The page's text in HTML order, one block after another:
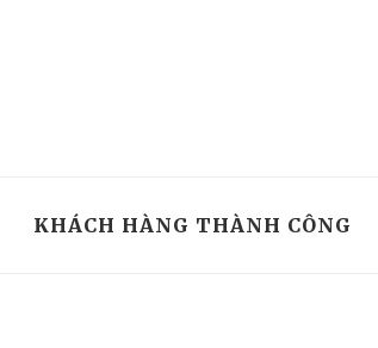
KHÁCH HÀNG THÀNH CÔNG